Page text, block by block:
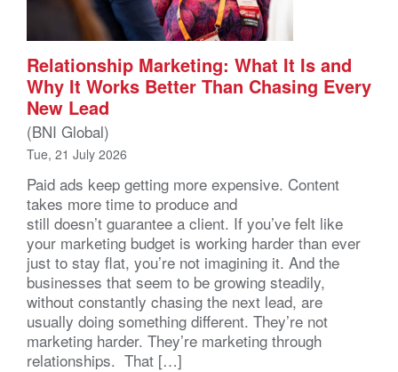
Relationship Marketing: What It Is and
Why It Works Better Than Chasing Every
New Lead
(BNI Global)
Tue, 21 July 2026
Paid ads keep getting more expensive. Content
takes more time to produce and
still doesn’t guarantee a client. If you’ve felt like
your marketing budget is working harder than ever
just to stay flat, you’re not imagining it. And the
businesses that seem to be growing steadily,
without constantly chasing the next lead, are
usually doing something different. They’re not
marketing harder. They’re marketing through
relationships. That […]